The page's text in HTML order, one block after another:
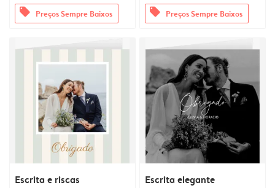
offers Preços Sempre Baixos offers Preços Sempre Baixos
Escrita e riscas Escrita elegante